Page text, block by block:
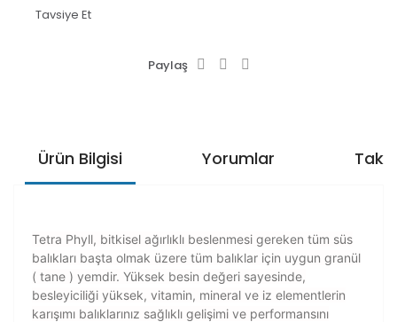
Tavsiye Et
Paylaş
Ürün Bilgisi Yorumlar
Tetra Phyll, bitkisel ağırlıklı beslenmesi gereken tüm süs
balıkları başta olmak üzere tüm balıklar için uygun granül
( tane ) yemdir. Yüksek besin değeri sayesinde,
besleyiciliği yüksek, vitamin, mineral ve iz elementlerin
karışımı balıklarınız sağlıklı gelişimi ve performansını